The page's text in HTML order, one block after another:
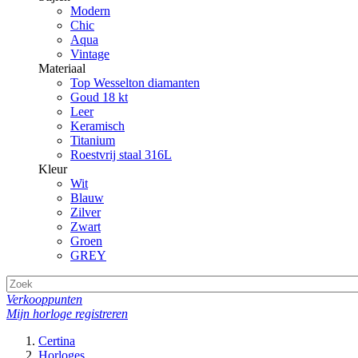
Modern
Chic
Aqua
Vintage
Materiaal
Top Wesselton diamanten
Goud 18 kt
Leer
Keramisch
Titanium
Roestvrij staal 316L
Kleur
Wit
Blauw
Zilver
Zwart
Groen
GREY
Verkooppunten
Mijn horloge registreren
Certina
Horloges